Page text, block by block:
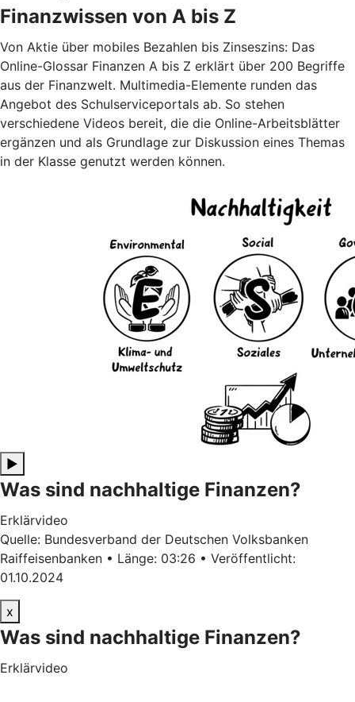
Finanzwissen von A bis Z
Von Aktie über mobiles Bezahlen bis Zinseszins: Das
Online-Glossar Finanzen A bis Z erklärt über 200 Begriffe
aus der Finanzwelt. Multimedia-Elemente runden das
Angebot des Schulserviceportals ab. So stehen
verschiedene Videos bereit, die die Online-Arbeitsblätter
ergänzen und als Grundlage zur Diskussion eines Themas
in der Klasse genutzt werden können.
▶
Was sind nachhaltige Finanzen?
Erklärvideo
Quelle: Bundesverband der Deutschen Volksbanken
Raiffeisenbanken • Länge: 03:26 • Veröffentlicht:
01.10.2024
x
Was sind nachhaltige Finanzen?
Erklärvideo